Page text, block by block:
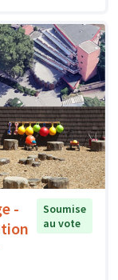
-
Soumise
au vote